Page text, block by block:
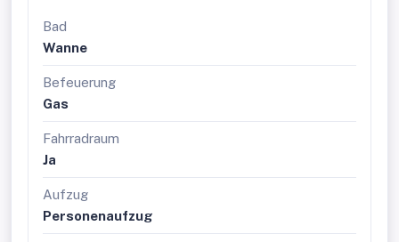
Bad
Wanne
Befeuerung
Gas
Fahrradraum
Ja
Aufzug
Personenaufzug